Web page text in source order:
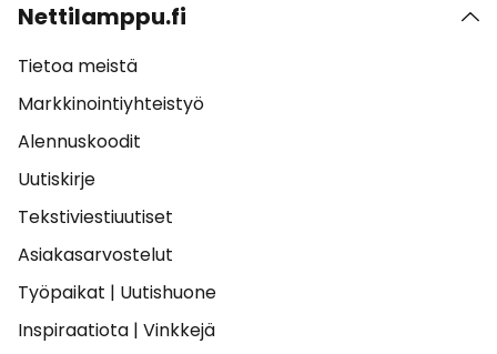
Nettilamppu.fi
Tietoa meistä
Markkinointiyhteistyö
Alennuskoodit
Uutiskirje
Tekstiviestiuutiset
Asiakasarvostelut
Työpaikat | Uutishuone
Inspiraatiota | Vinkkejä